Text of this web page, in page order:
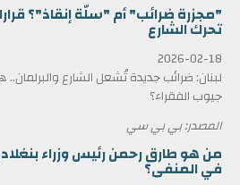
"مجزرة ضرائب" أم "سلّة إنقاذ"؟
تحرك الشارع
2026-02-18
لبنان: ضرائب جديدة تُشعل الشارع
جيوب الفقراء؟
المصدر: بي بي سي
في المنفى؟